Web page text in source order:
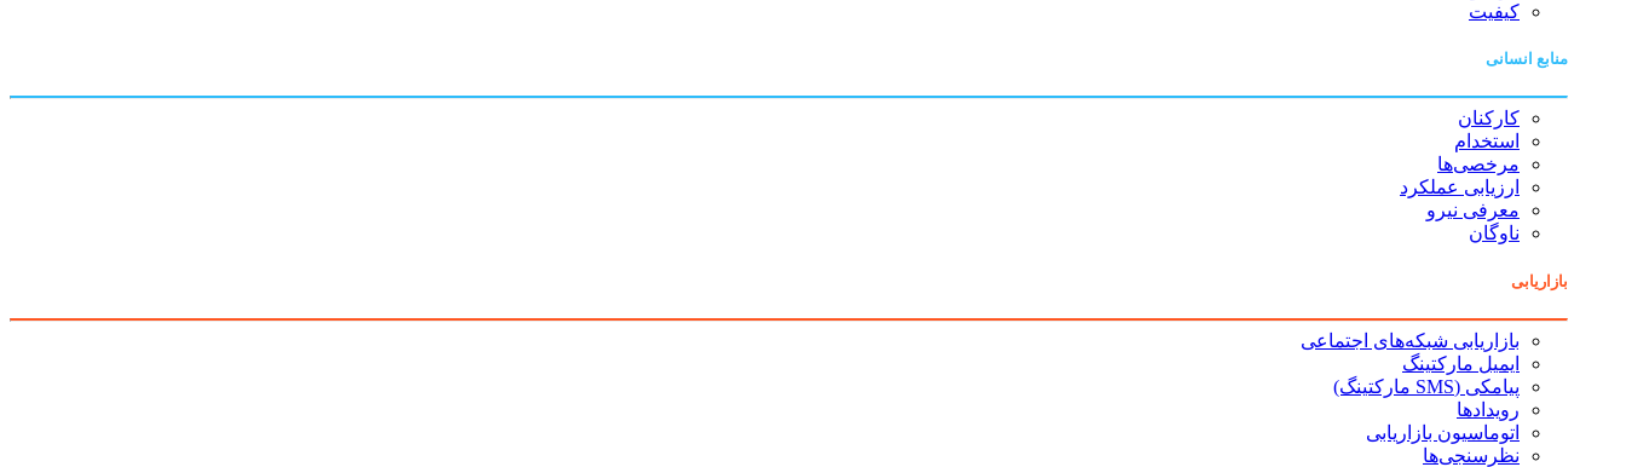
کیفیت
منابع انسانی
کارکنان
استخدام
مرخصی‌ها
ارزیابی عملکرد
معرفی نیرو
ناوگان
بازاریابی
بازاریابی شبکه‌های اجتماعی
ایمیل مارکتینگ
پیامکی (SMS مارکتینگ)
رویدادها
اتوماسیون بازاریابی
نظرسنجی‌ها